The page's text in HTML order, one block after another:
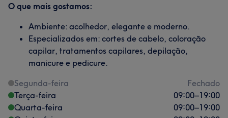
O que mais gostamos:
Ambiente: acolhedor, elegante e moderno.
Especializados em: cortes de cabelo, coloração
capilar, tratamentos capilares, depilação,
manicure e pedicure.
Segunda-feira
Fechado
Terça-feira
09:00–19:00
Quarta-feira
09:00–19:00